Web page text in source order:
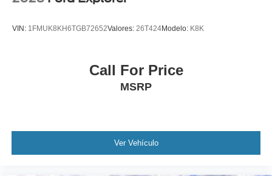
VIN: 1FMUK8KH6TGB72652Valores: 26T424Modelo: K8K
Call For Price
MSRP
Ver Vehículo